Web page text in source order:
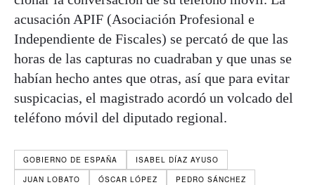
acusación APIF (Asociación Profesional e
Independiente de Fiscales) se percató de que las
horas de las capturas no cuadraban y que unas se
habían hecho antes que otras, así que para evitar
suspicacias, el magistrado acordó un volcado del
teléfono móvil del diputado regional.
GOBIERNO DE ESPAÑA
ISABEL DÍAZ AYUSO
JUAN LOBATO
ÓSCAR LÓPEZ
PEDRO SÁNCHEZ